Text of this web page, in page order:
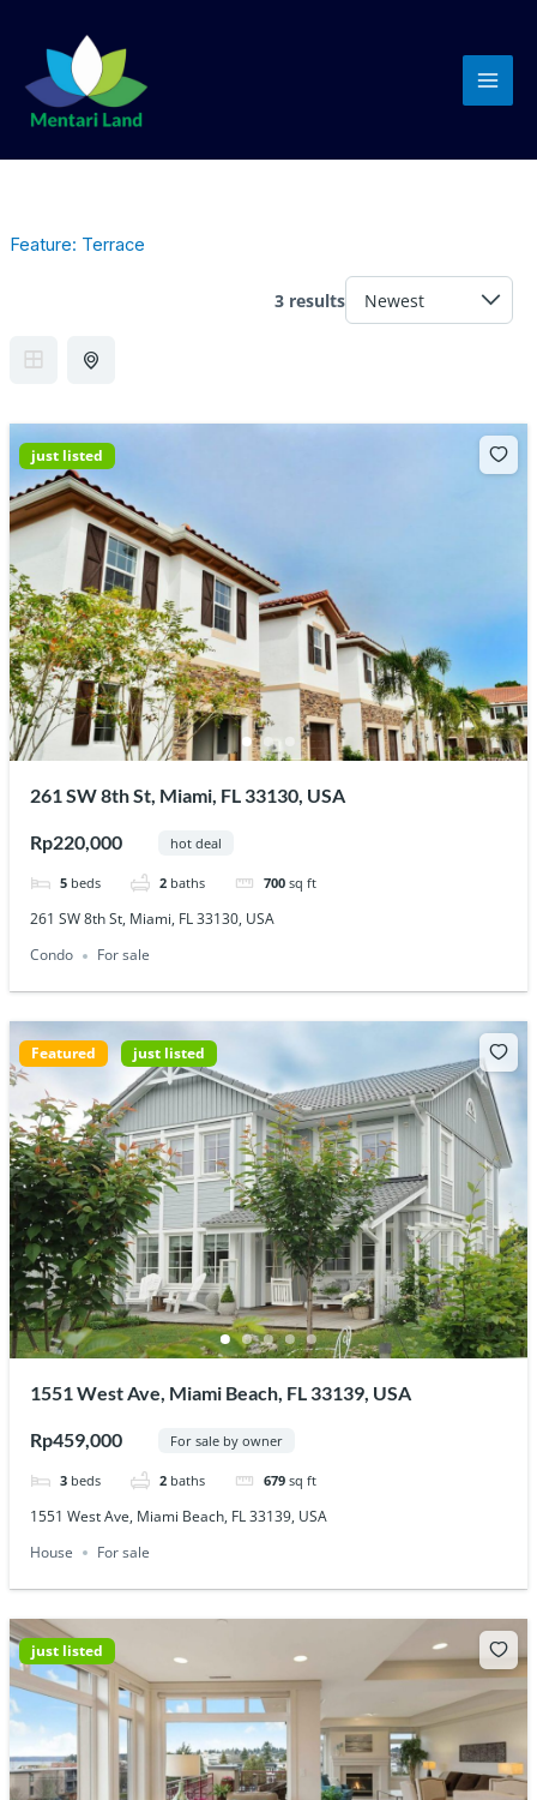
konten
Feature: Terrace
3 results
just listed
261 SW 8th St, Miami, FL 33130, USA
Rp220,000 hot deal
5 beds 2 baths 700 sq ft
261 SW 8th St, Miami, FL 33130, USA
Condo
For sale
Featured just listed
1551 West Ave, Miami Beach, FL 33139, USA
Rp459,000 For sale by owner
3 beds 2 baths 679 sq ft
1551 West Ave, Miami Beach, FL 33139, USA
House
For sale
just listed